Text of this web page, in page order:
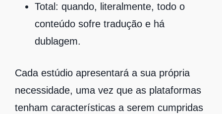
Total: quando, literalmente, todo o
conteúdo sofre tradução e há
dublagem.
Cada estúdio apresentará a sua própria
necessidade, uma vez que as plataformas
tenham características a serem cumpridas